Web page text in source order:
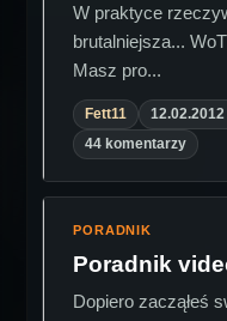
W praktyce
brutalniejsza...
Masz pro...
Fett11
44 komentarzy
PORADNIK
Poradnik
Dopiero zacząłeś